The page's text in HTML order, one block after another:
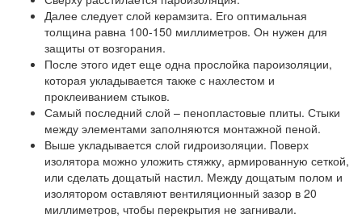
Далее следует слой керамзита. Его оптимальная
толщина равна 100-150 миллиметров. Он нужен для
защиты от возгорания.
После этого идет еще одна прослойка пароизоляции,
которая укладывается также с нахлестом и
проклеиванием стыков.
Самый последний слой – пенопластовые плиты. Стыки
между элементами заполняются монтажной пеной.
Выше укладывается слой гидроизоляции. Поверх
изолятора можно уложить стяжку, армированную сеткой,
или сделать дощатый настил. Между дощатым полом и
изолятором оставляют вентиляционный зазор в 20
миллиметров, чтобы перекрытия не загнивали.